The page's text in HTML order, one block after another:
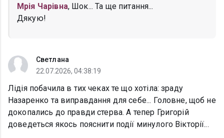
Мрія Чарівна, Шок... Та ще питання...
Дякую!
Светлана
22.07.2026, 04:38:19
Лідія побачила в тих чеках те що хотіла: зраду
Назаренко та виправдання для себе... Головне, щоб не
докопались до правди стерва. А тепер Григорій
доведеться якось пояснити події минулого Вікторії...